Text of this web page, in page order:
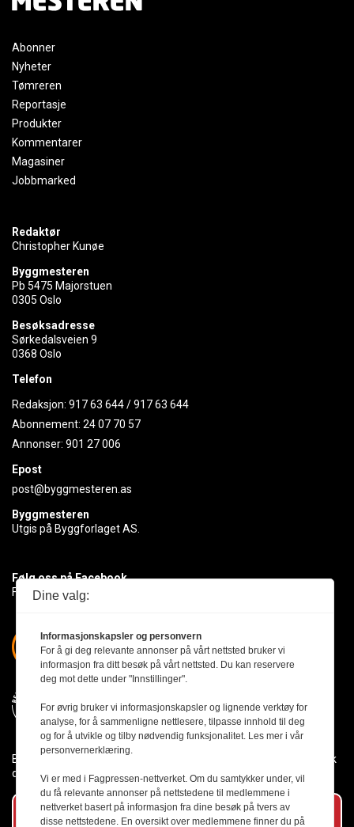
Abonner
Nyheter
Tømreren
Reportasje
Produkter
Kommentarer
Magasiner
Jobbmarked
Redaktør
Christopher Kunøe
Byggmesteren
Pb 5475 Majorstuen
0305 Oslo
Besøksadresse
Sørkedalsveien 9
0368 Oslo
Telefon
Redaksjon: 917 63 644/917 63 644
Abonnement: 24 07 70 57
Annonser: 901 27 006
Epost
post@byggmesteren.as
Byggmesteren
Utgis på Byggforlaget AS.
Følg oss på Facebook
Få med deg det siste innen byggebransjen
Byggmesteren følger Vær Varsom-plakaten og presseetikken slik
den er nedfelt i Redaktørplakaten.
Abonner på vårt nyhetsbrev
Dine valg:
Informasjonskapsler og personvern
For å gi deg relevante annonser på vårt nettsted bruker vi
informasjon fra ditt besøk på vårt nettsted. Du kan reservere
deg mot dette under "Innstillinger".
For øvrig bruker vi informasjonskapsler og lignende verktøy for
analyse, for å sammenligne nettlesere, tilpasse innhold til deg
og for å utvikle og tilby nødvendig funksjonalitet. Les mer i vår
personvernerklæring.
Vi er med i Fagpressen-nettverket. Om du samtykker under, vil
du få relevante annonser på nettstedene til medlemmene i
nettverket basert på informasjon fra dine besøk på tvers av
disse nettstedene. En oversikt over medlemmene finner du på